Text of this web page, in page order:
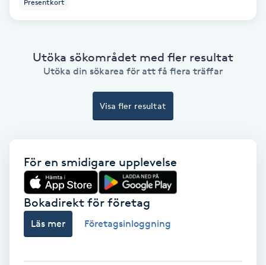
Olaplex
Olaplexbehandling
Optiker
Ortobionomi
Presentkort
Utöka sökområdet med fler resultat
Utöka din sökarea för att få flera träffar
Visa fler resultat
För en smidigare upplevelse
Bokadirekt för företag
Läs mer Företagsinloggning